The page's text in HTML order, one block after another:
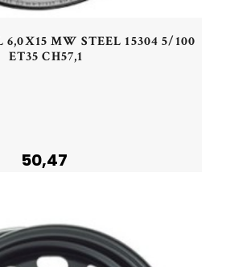
Plus de détails
MW STEEL 15304 5/100
ET35 CH57,1
50,47